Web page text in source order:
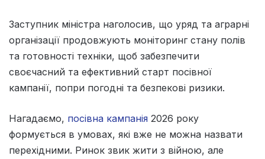
Заступник міністра наголосив, що уряд та аграрні
організації продовжують моніторинг стану полів
та готовності техніки, щоб забезпечити
своєчасний та ефективний старт посівної
кампанії, попри погодні та безпекові ризики.
Нагадаємо, посівна кампанія 2026 року
формується в умовах, які вже не можна назвати
перехідними. Ринок звик жити з війною, але